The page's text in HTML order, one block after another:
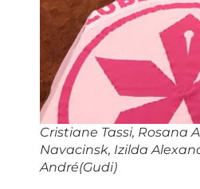
Cristiane Tassi, Rosana
Navacinsk, Izilda
André(Gudi)